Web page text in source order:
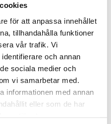
för att anpassa innehållet
tillhandahålla funktioner
vår trafik. Vi
och annan
sociala medier och
vi samarbetar med.
informationen med annan
eller som de har
i värmepannor och